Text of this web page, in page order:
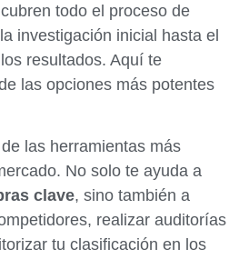
todo el proceso de
investigación inicial hasta el
resultados. Aquí te
las opciones más potentes
las herramientas más
No solo te ayuda a
clave, sino también a
realizar auditorías
tu clasificación en los